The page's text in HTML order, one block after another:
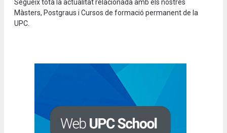
Segueix tota la actualitat relacionada amb els nostres
Màsters, Postgraus i Cursos de formació permanent de la
UPC.